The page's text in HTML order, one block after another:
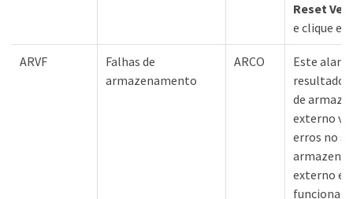
Reset
e clique
ARVF
Falhas de
armazenamento
ARCO
Este
resultado
de
externo
erros no
externo e